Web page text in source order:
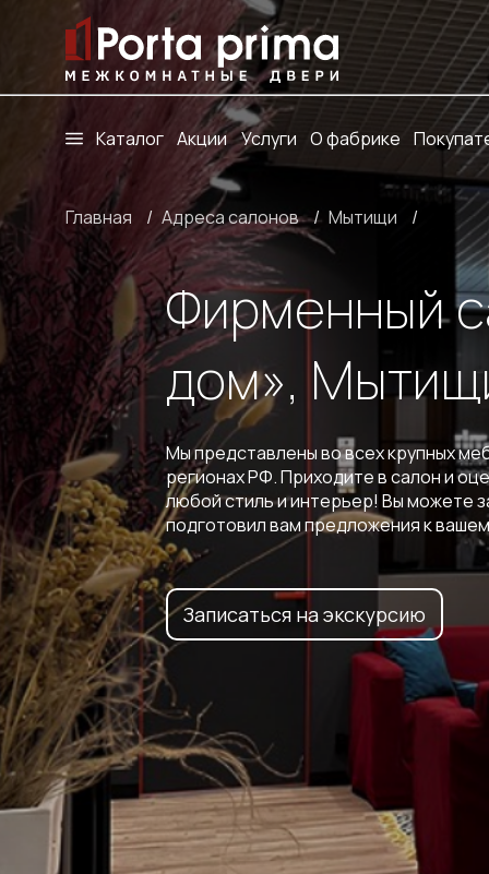
Каталог Акции Услуги О фабрике
Главная / Адреса салонов / Мытищи /
Фирменный
дом»,
Мы представлены во всех крупных
регионах РФ. Приходите в салон и
любой стиль и интерьер! Вы можете
подготовил вам предложения к
Записаться на экскурсию